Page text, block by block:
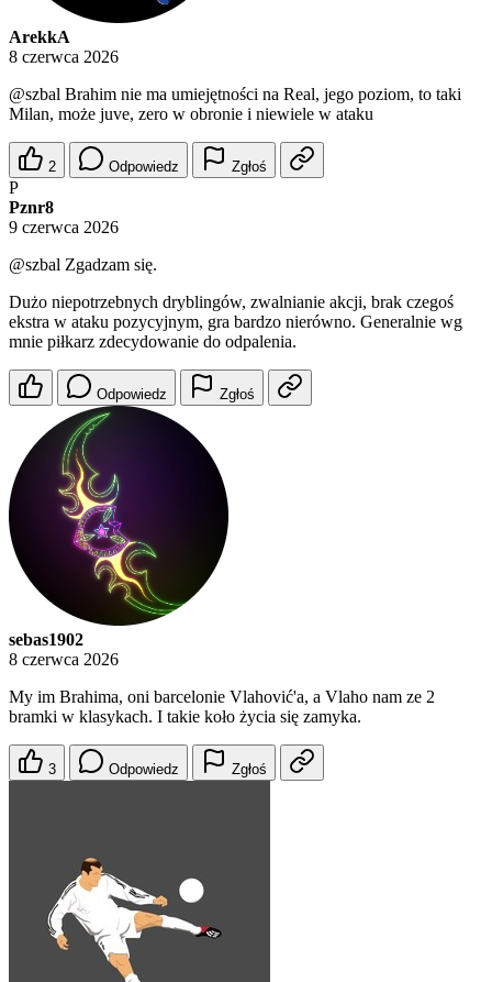
ArekkA
8 czerwca 2026
@szbal Brahim nie ma umiejętności na Real, jego poziom, to taki
Milan, może juve, zero w obronie i niewiele w ataku
2 Odpowiedz Zgłoś
P
Pznr8
9 czerwca 2026
@szbal Zgadzam się.
Dużo niepotrzebnych dryblingów, zwalnianie akcji, brak czegoś
ekstra w ataku pozycyjnym, gra bardzo nierówno. Generalnie wg
mnie piłkarz zdecydowanie do odpalenia.
Odpowiedz Zgłoś
sebas1902
8 czerwca 2026
My im Brahima, oni barcelonie Vlahović'a, a Vlaho nam ze 2
bramki w klasykach. I takie koło życia się zamyka.
3 Odpowiedz Zgłoś